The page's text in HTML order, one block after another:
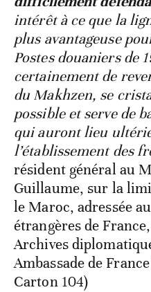
intérêt à ce que la
plus avantageuse
Postes douaniers de
certainement de
du Makhzen, se
possible et serve de
qui auront lieu
l’établissement des
résident général au
Guillaume, sur la
le Maroc, adressée
étrangères de
Archives
Ambassade de
Carton 104)